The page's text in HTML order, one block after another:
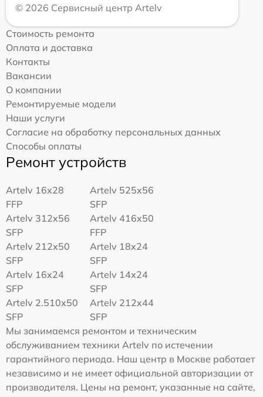
© 2026 Сервисный центр Artelv
Стоимость ремонта
Оплата и доставка
Контакты
Вакансии
О компании
Ремонтируемые модели
Наши услуги
Согласие на обработку персональных данных
Способы оплаты
Ремонт устройств
Artelv 16x28
FFP
Artelv 525x56
SFP
Artelv 312x56
SFP
Artelv 416x50
FFP
Artelv 212x50
SFP
Artelv 18x24
SFP
Artelv 16x24
SFP
Artelv 14x24
SFP
Artelv 2.510x50
SFP
Artelv 212x44
SFP
Мы занимаемся ремонтом и техническим
обслуживанием техники Artelv по истечении
гарантийного периода. Наш центр в Москве работает
независимо и не имеет официальной авторизации от
производителя. Цены на ремонт, указанные на сайте,